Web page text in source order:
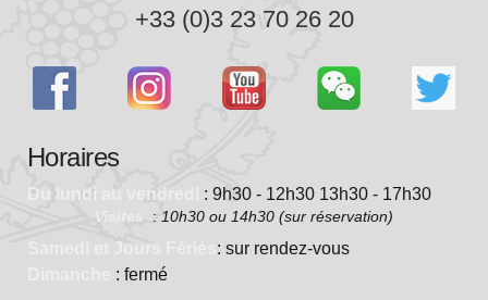
+33 (0)3 23 70 26 20
Horaires
Du lundi au vendredi : 9h30 - 12h30 13h30 - 17h30
Visites : 10h30 ou 14h30 (sur réservation)
Samedi et Jours Fériés : sur rendez-vous
: fermé